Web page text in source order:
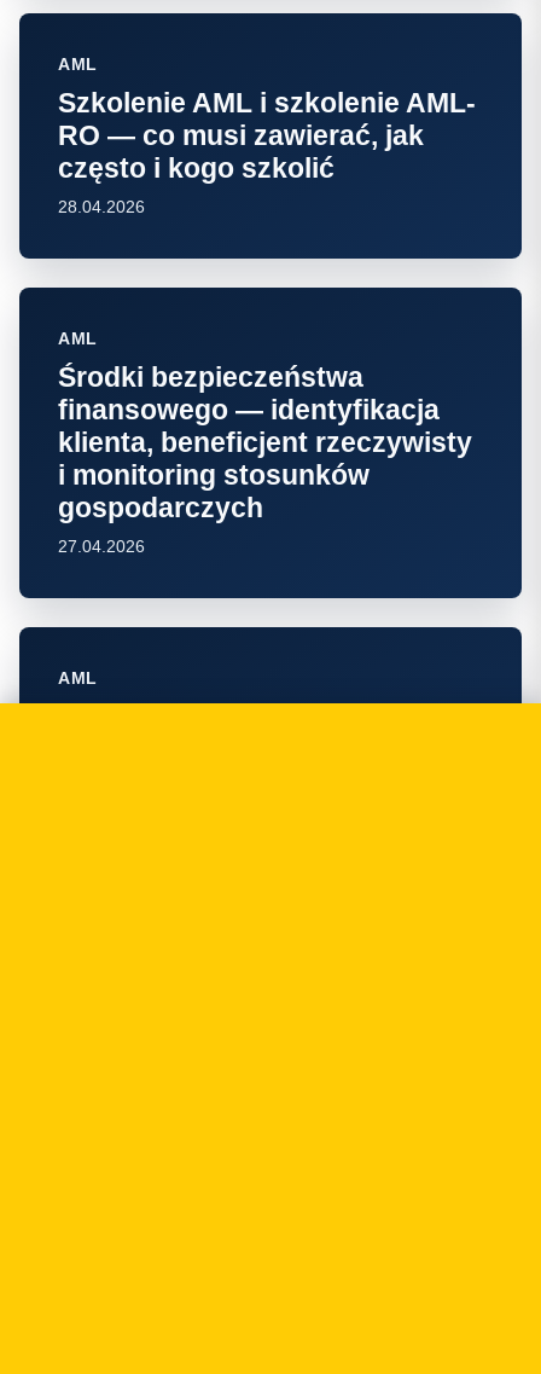
AML
Szkolenie AML i szkolenie AML-
RO — co musi zawierać, jak
często i kogo szkolić
28.04.2026
AML
Środki bezpieczeństwa
finansowego — identyfikacja
klienta, beneficjent rzeczywisty
i monitoring stosunków
gospodarczych
27.04.2026
AML